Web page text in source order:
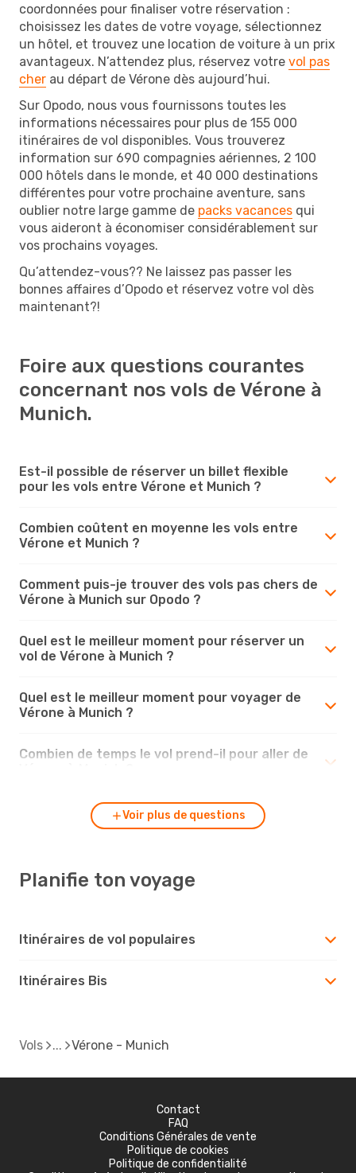
coordonnées pour finaliser votre réservation :
choisissez les dates de votre voyage, sélectionnez
un hôtel, et trouvez une location de voiture à un prix
avantageux. N’attendez plus, réservez votre vol pas
cher au départ de Vérone dès aujourd’hui.
Sur Opodo, nous vous fournissons toutes les
informations nécessaires pour plus de 155 000
itinéraires de vol disponibles. Vous trouverez
information sur 690 compagnies aériennes, 2 100
000 hôtels dans le monde, et 40 000 destinations
différentes pour votre prochaine aventure, sans
oublier notre large gamme de packs vacances qui
vous aideront à économiser considérablement sur
vos prochains voyages.
Qu’attendez-vous?? Ne laissez pas passer les
bonnes affaires d’Opodo et réservez votre vol dès
maintenant?!
Foire aux questions courantes
concernant nos vols de Vérone à
Munich.
Est-il possible de réserver un billet flexible
pour les vols entre Vérone et Munich ?
Combien coûtent en moyenne les vols entre
Vérone et Munich ?
Comment puis-je trouver des vols pas chers de
Vérone à Munich sur Opodo ?
Quel est le meilleur moment pour réserver un
vol de Vérone à Munich ?
Quel est le meilleur moment pour voyager de
Vérone à Munich ?
Combien de temps le vol prend-il pour aller de
Voir plus de questions
Planifie ton voyage
Itinéraires de vol populaires
Itinéraires Bis
Vols Vérone - Munich
Contact
FAQ
Conditions Générales de vente
Politique de cookies
Politique de confidentialité